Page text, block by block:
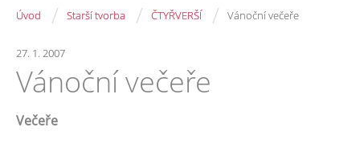
Úvod / Starší tvorba / ČTYŘVERŠÍ / Vánoční večeře
27. 1. 2007
Vánoční večeře
Večeře